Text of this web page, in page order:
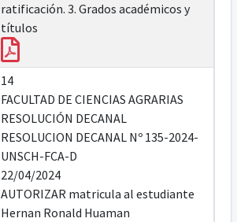
ratificación. 3. Grados académicos y
títulos
14
FACULTAD DE CIENCIAS AGRARIAS
RESOLUCIÓN DECANAL
RESOLUCION DECANAL Nº 135-2024-
UNSCH-FCA-D
22/04/2024
AUTORIZAR matricula al estudiante
Hernan Ronald Huaman